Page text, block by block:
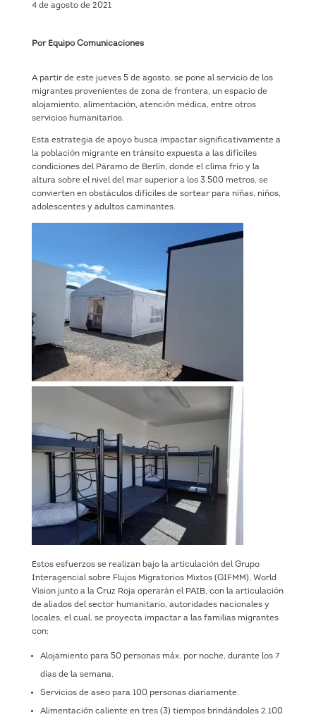
4 de agosto de 2021
Por Equipo Comunicaciones
A partir de este jueves 5 de agosto, se pone al servicio de los
migrantes provenientes de zona de frontera, un espacio de
alojamiento, alimentación, atención médica, entre otros
servicios humanitarios.
Esta estrategia de apoyo busca impactar significativamente a
la población migrante en tránsito expuesta a las difíciles
condiciones del Páramo de Berlín, donde el clima frío y la
altura sobre el nivel del mar superior a los 3.500 metros, se
convierten en obstáculos difíciles de sortear para niñas, niños,
adolescentes y adultos caminantes.
Estos esfuerzos se realizan bajo la articulación del Grupo
Interagencial sobre Flujos Migratorios Mixtos (GIFMM), World
Vision junto a la Cruz Roja operarán el PAIB, con la articulación
de aliados del sector humanitario, autoridades nacionales y
locales, el cual, se proyecta impactar a las familias migrantes
con:
Alojamiento para 50 personas máx. por noche, durante los 7
días de la semana.
Servicios de aseo para 100 personas diariamente.
Alimentación caliente en tres (3) tiempos brindándoles 2.100